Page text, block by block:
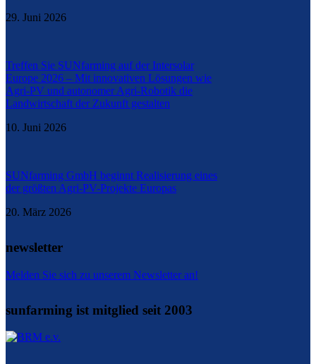
29. Juni 2026
Treffen Sie SUNfarming auf der Intersolar
Europe 2026 – Mit innovativen Lösungen wie
Agri-PV und autonomer Agri-Robotik die
Landwirtschaft der Zukunft gestalten
10. Juni 2026
SUNfarming GmbH beginnt Realisierung eines
der größten Agri-PV-Projekte Europas
20. März 2026
newsletter
Melden Sie sich zu unserem Newsletter an!
sunfarming ist mitglied seit 2003